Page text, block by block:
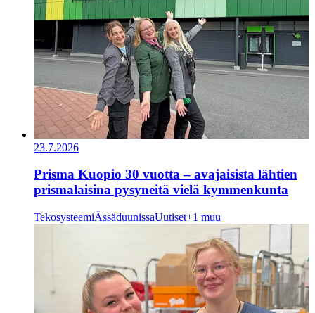
23.7.2026
Prisma Kuopio 30 vuotta – avajaisista lähtien
prismalaisina pysyneitä vielä kymmenkunta
TekosysteemiÄssäduunissaUutiset+1 muu